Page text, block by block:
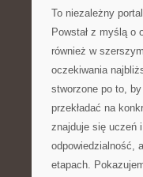
To niezależny
Powstał z myślą o
również w
oczekiwania
stworzone po to,
przekładać na
znajduje się uczeń
odpowiedzialność,
etapach.